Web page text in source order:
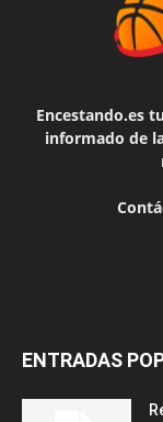
Encestando.es
informado de
ENTRADAS